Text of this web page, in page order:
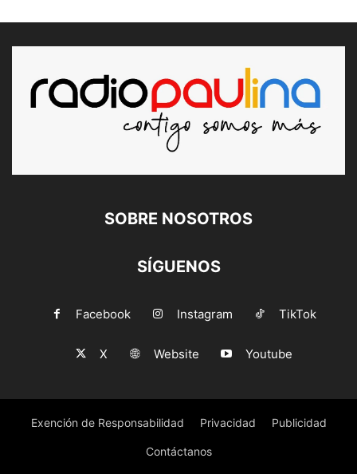
SOBRE NOSOTROS
SÍGUENOS
Facebook Instagram TikTok
X Website Youtube
Exención de Responsabilidad Privacidad Publicidad
Contáctanos